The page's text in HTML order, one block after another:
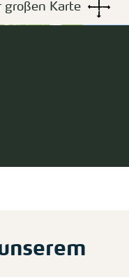
großen Karte